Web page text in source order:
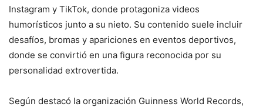
Instagram y TikTok, donde protagoniza videos
humorísticos junto a su nieto. Su contenido suele incluir
desafíos, bromas y apariciones en eventos deportivos,
donde se convirtió en una figura reconocida por su
personalidad extrovertida.
Según destacó la organización Guinness World Records,